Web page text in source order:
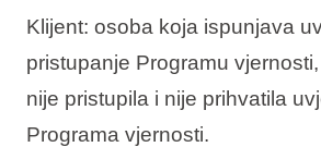
Klijent: osoba koja ispunjava
pristupanje Programu
nije pristupila i nije prihvatila
Programa vjernosti.